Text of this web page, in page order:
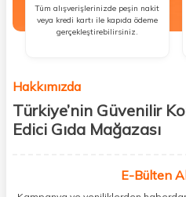
Tüm alışverişlerinizde peşin nakit
veya kredi kartı ile kapıda ödeme
gerçekleştirebilirsiniz.
Hakkımızda
Türkiye’nin Güvenilir
Edici Gıda Mağazası
kişisel bakım hem de takviye edici
buluşturuyoruz. Artık mağaza
E-Bülten